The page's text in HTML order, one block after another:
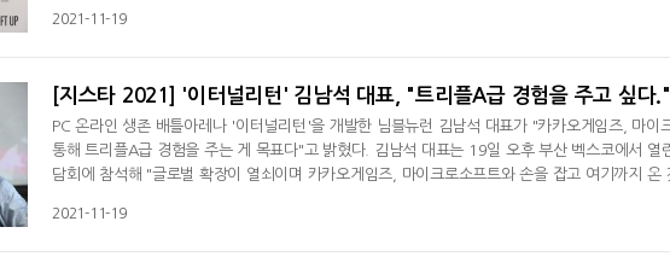
치를 만들어내는 회사가 될 것"이라고 말했다.시프트업은 '데스티니 차일드'라는 히트작의 뒤를 이
2021-11-19
[지스타 2021] '이터널리턴' 김남석 대표, "트리플A급 경험을 주고 싶다."
PC 온라인 생존 배틀아레나 '이터널리턴'을 개발한 님블뉴런 김남석 대표가 "카카오게임즈, 마이
통해 트리플A급 경험을 주는 게 목표다"고 밝혔다. 김남석 대표는 19일 오후 부산 벡스코에서 열
담회에 참석해 "글로벌 확장이 열쇠이며 카카오게임즈, 마이크로소프트와 손을 잡고 여기까지 온
혁신을 위해 도전할 것"이라고 말했다. 정식 서비스에 대해선 "트리플A 프랜차이즈에 비하면 우리
2021-11-19